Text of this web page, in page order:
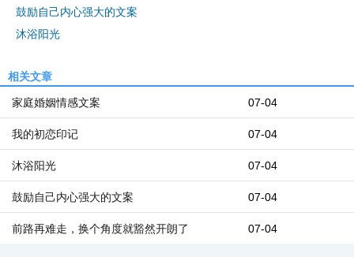
鼓励自己内心强大的文案
沐浴阳光
相关文章
07-04
家庭婚姻情感文案
07-04
我的初恋印记
07-04
沐浴阳光
07-04
鼓励自己内心强大的文案
07-04
前路再难走，换个角度就豁然开朗了